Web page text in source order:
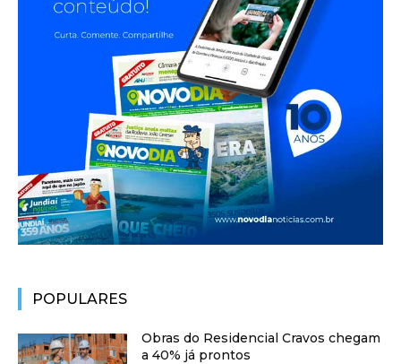
POPULARES
Obras do Residencial Cravos chegam
a 40% já prontos